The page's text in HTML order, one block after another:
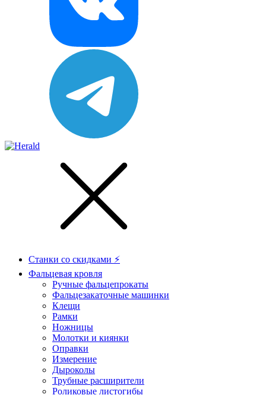
Станки со скидками ⚡
Фальцевая кровля
Ручные фальцепрокаты
Фальцезакаточные машинки
Клещи
Рамки
Ножницы
Молотки и киянки
Оправки
Измерение
Дыроколы
Трубные расширители
Роликовые листогибы